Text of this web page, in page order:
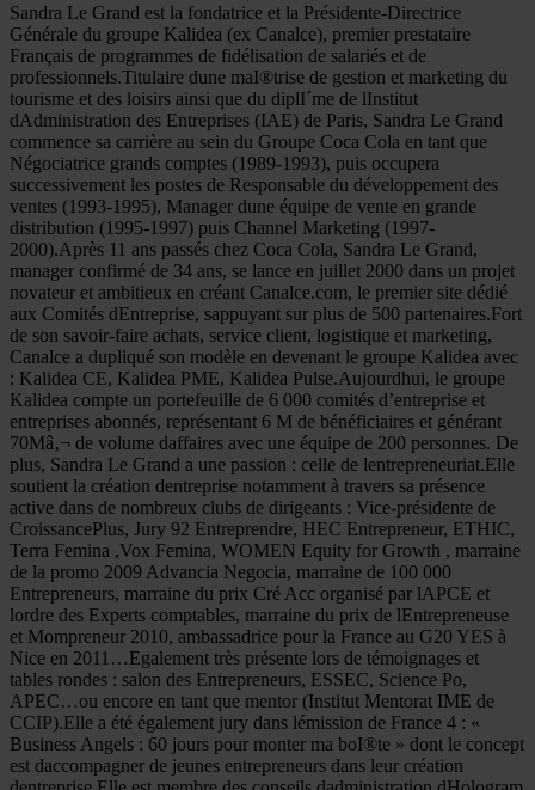
Sandra Le Grand est la fondatrice et la Présidente-Directrice
Générale du groupe Kalidea (ex Canalce), premier prestataire
Français de programmes de fidélisation de salariés et de
professionnels.Titulaire dune maI®trise de gestion et marketing du
tourisme et des loisirs ainsi que du diplI´me de lInstitut
dAdministration des Entreprises (IAE) de Paris, Sandra Le Grand
commence sa carrière au sein du Groupe Coca Cola en tant que
Négociatrice grands comptes (1989-1993), puis occupera
successivement les postes de Responsable du développement des
ventes (1993-1995), Manager dune équipe de vente en grande
distribution (1995-1997) puis Channel Marketing (1997-
2000).Après 11 ans passés chez Coca Cola, Sandra Le Grand,
manager confirmé de 34 ans, se lance en juillet 2000 dans un projet
novateur et ambitieux en créant Canalce.com, le premier site dédié
aux Comités dEntreprise, sappuyant sur plus de 500 partenaires.Fort
de son savoir-faire achats, service client, logistique et marketing,
Canalce a dupliqué son modèle en devenant le groupe Kalidea avec
: Kalidea CE, Kalidea PME, Kalidea Pulse.Aujourdhui, le groupe
Kalidea compte un portefeuille de 6 000 comités d’entreprise et
entreprises abonnés, représentant 6 M de bénéficiaires et générant
70Mâ‚¬ de volume daffaires avec une équipe de 200 personnes. De
plus, Sandra Le Grand a une passion : celle de lentrepreneuriat.Elle
soutient la création dentreprise notamment à travers sa présence
active dans de nombreux clubs de dirigeants : Vice-présidente de
CroissancePlus, Jury 92 Entreprendre, HEC Entrepreneur, ETHIC,
Terra Femina ,Vox Femina, WOMEN Equity for Growth , marraine
de la promo 2009 Advancia Negocia, marraine de 100 000
Entrepreneurs, marraine du prix Cré Acc organisé par lAPCE et
lordre des Experts comptables, marraine du prix de lEntrepreneuse
et Mompreneur 2010, ambassadrice pour la France au G20 YES à
Nice en 2011…Egalement très présente lors de témoignages et
tables rondes : salon des Entrepreneurs, ESSEC, Science Po,
APEC…ou encore en tant que mentor (Institut Mentorat IME de
CCIP).Elle a été également jury dans lémission de France 4 : «
Business Angels : 60 jours pour monter ma boI®te » dont le concept
est daccompagner de jeunes entrepreneurs dans leur création